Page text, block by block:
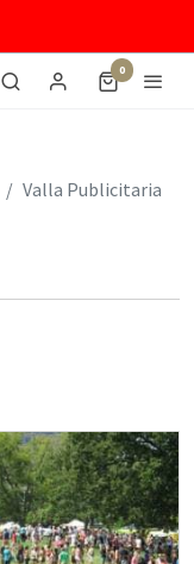
0
Valla Publicitaria